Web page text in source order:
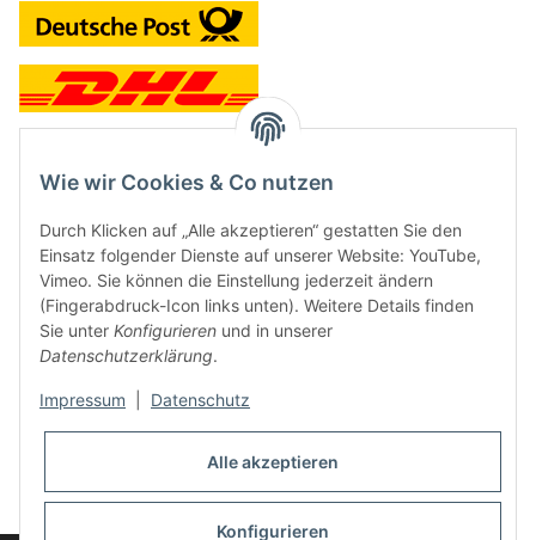
Neben dem Onlineshop haben wir ein Ladengeschäft in Hütten:
Frontline Games
Färbereiweg 3A
24358 Hütten
Oder mit Terminvereinbarung
info@frontlinegames.de
Wie wir Cookies & Co nutzen
Durch Klicken auf „Alle akzeptieren“ gestatten Sie den
Einsatz folgender Dienste auf unserer Website: YouTube,
Vimeo. Sie können die Einstellung jederzeit ändern
(Fingerabdruck-Icon links unten). Weitere Details finden
Sie unter Konfigurieren und in unserer
Datenschutzerklärung.
Impressum Datenschutz
Alle akzeptieren
Konfigurieren